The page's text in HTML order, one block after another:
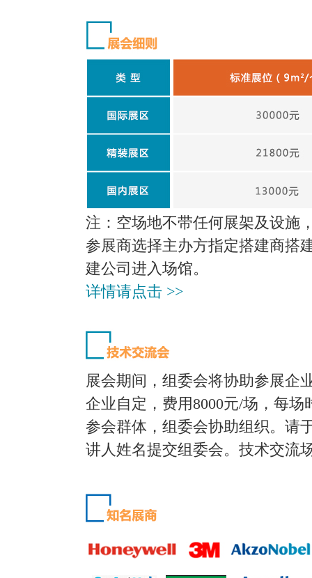
注：空场地不带任何展架及设施
参展商选择主办方指定搭建商搭
建公司进入场馆。
详情请点击 >>
展会期间，组委会将协助参展企
企业自定，费用8000元/场，每
参会群体，组委会协助组织。请
讲人姓名提交组委会。技术交流